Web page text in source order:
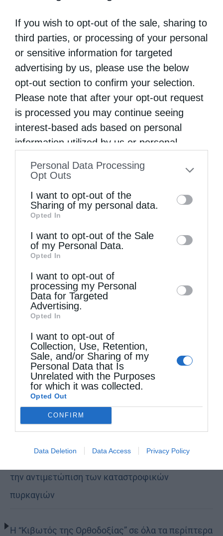
If you wish to opt-out of the sale, sharing to
third parties, or processing of your personal
or sensitive information for targeted
advertising by us, please use the below
opt-out section to confirm your selection.
Please note that after your opt-out request
is processed you may continue seeing
interest-based ads based on personal
information utilized by us or personal
to your opt-out. You may separately opt-out
information by third parties on the IAB’s list
of downstream participants. This
information may also be disclosed by us to
third parties on theIAB’s List of
Downstream Participants
disclose it to other third parties.
Personal Data Processing
Opt Outs
I want to opt-out of the
Sharing of my personal data.
Opted In
I want to opt-out of the Sale
of my Personal Data.
Opted In
I want to opt-out of
processing my Personal
Data for Targeted
Advertising.
Opted In
I want to opt-out of
Collection, Use, Retention,
Sale, and/or Sharing of my
Personal Data that Is
Unrelated with the Purposes
for which it was collected.
Opted Out
CONFIRM
Data Deletion Data Access Privacy Policy
Θεότητος. Αυτή τη στολή ενδύεται ο Θεός
και με τα ταπεινά στοιχεία του Άρτου και του
Οίνου κατέρχεται και εισέρχεται μέσα μας
και μας …
Τελευταία άρθρα
την αντιμετώπιση των καταστροφικών
πυρκαγιών
Η “Κιβωτός της Ορθοδοξίας” σε όλα τα περίπτερα